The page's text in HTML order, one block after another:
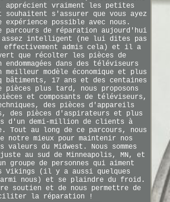
apprécient vraiment les petites
souhaitent s'assurer que vous ayez
expérience possible avec nous.
parcours de réparation aujourd'hui
assez intelligent (ne lui dites pas
effectivement admis cela) et il a
que récolter les pièces de
dans des téléviseurs
meilleur modèle économique et plus
bâtiments, 17 ans et des centaines
plus tard, nous proposons
et composants de téléviseurs,
des pièces d'appareils
des pièces d'aspirateurs et plus
d'un demi-million de clients à
Tout au long de ce parcours, nous
notre mieux pour maintenir nos
valeurs du Midwest. Nous sommes
au sud de Minneapolis, MN, et
un groupe de personnes qui aiment
Vikings (il y a aussi quelques
nous) et se plaindre du froid.
soutien et de nous permettre de
la réparation !